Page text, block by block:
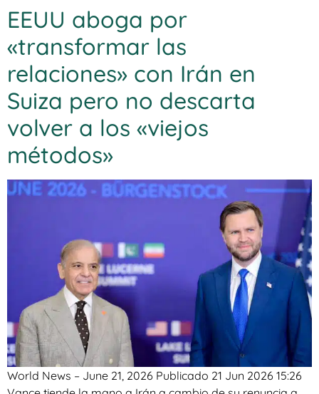
EEUU aboga por
«transformar las
relaciones» con Irán en
Suiza pero no descarta
volver a los «viejos
métodos»
World News – June 21, 2026 Publicado 21 Jun 2026 15:26